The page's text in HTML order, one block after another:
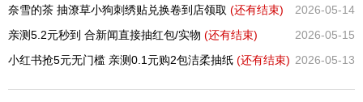
2026-05-14
奈雪的茶 抽潦草小狗刺绣贴兑换卷到店领取 (还有结束)
2026-05-15
亲测5.2元秒到 合新闻直接抽红包/实物 (还有结束)
2026-05-13
小红书抢5元无门槛 亲测0.1元购2包洁柔抽纸 (还有结束)